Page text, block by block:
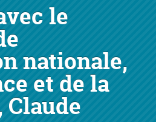
le
nationale,
et de la
Claude